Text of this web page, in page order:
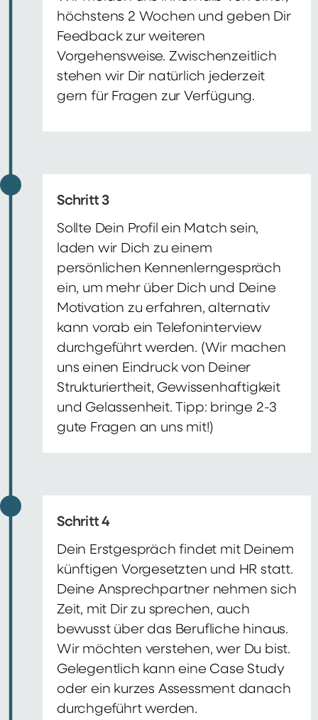
höchstens 2 Wochen und geben Dir
Feedback zur weiteren
Vorgehensweise. Zwischenzeitlich
stehen wir Dir natürlich jederzeit
gern für Fragen zur Verfügung.
Schritt 3
Sollte Dein Profil ein Match sein,
laden wir Dich zu einem
persönlichen Kennenlerngespräch
ein, um mehr über Dich und Deine
Motivation zu erfahren, alternativ
kann vorab ein Telefoninterview
durchgeführt werden. (Wir machen
uns einen Eindruck von Deiner
Strukturiertheit, Gewissenhaftigkeit
und Gelassenheit. Tipp: bringe 2-3
gute Fragen an uns mit!)
Schritt 4
Dein Erstgespräch findet mit Deinem
künftigen Vorgesetzten und HR statt.
Deine Ansprechpartner nehmen sich
Zeit, mit Dir zu sprechen, auch
bewusst über das Berufliche hinaus.
Wir möchten verstehen, wer Du bist.
Gelegentlich kann eine Case Study
oder ein kurzes Assessment danach
durchgeführt werden.